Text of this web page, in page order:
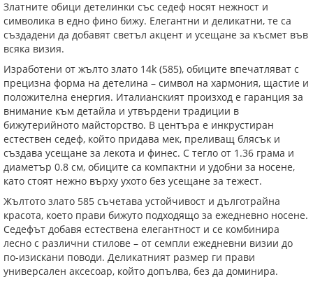
Златните обици детелинки със седеф носят нежност и
символика в едно фино бижу. Елегантни и деликатни, те са
създадени да добавят светъл акцент и усещане за късмет във
всяка визия.
Изработени от жълто злато 14k (585), обиците впечатляват с
прецизна форма на детелина – символ на хармония, щастие и
положителна енергия. Италианският произход е гаранция за
внимание към детайла и утвърдени традиции в
бижутерийното майсторство. В центъра е инкрустиран
естествен седеф, който придава мек, преливащ блясък и
създава усещане за лекота и финес. С тегло от 1.36 грама и
диаметър 0.8 см, обиците са компактни и удобни за носене,
като стоят нежно върху ухото без усещане за тежест.
Жълтото злато 585 съчетава устойчивост и дълготрайна
красота, което прави бижуто подходящо за ежедневно носене.
Седефът добавя естествена елегантност и се комбинира
лесно с различни стилове – от семпли ежедневни визии до
по-изискани поводи. Деликатният размер ги прави
универсален аксесоар, който допълва, без да доминира.